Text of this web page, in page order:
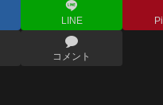
LINE
コメント